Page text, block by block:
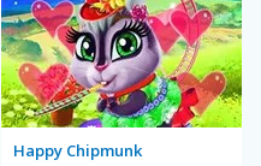
Happy Chipmunk